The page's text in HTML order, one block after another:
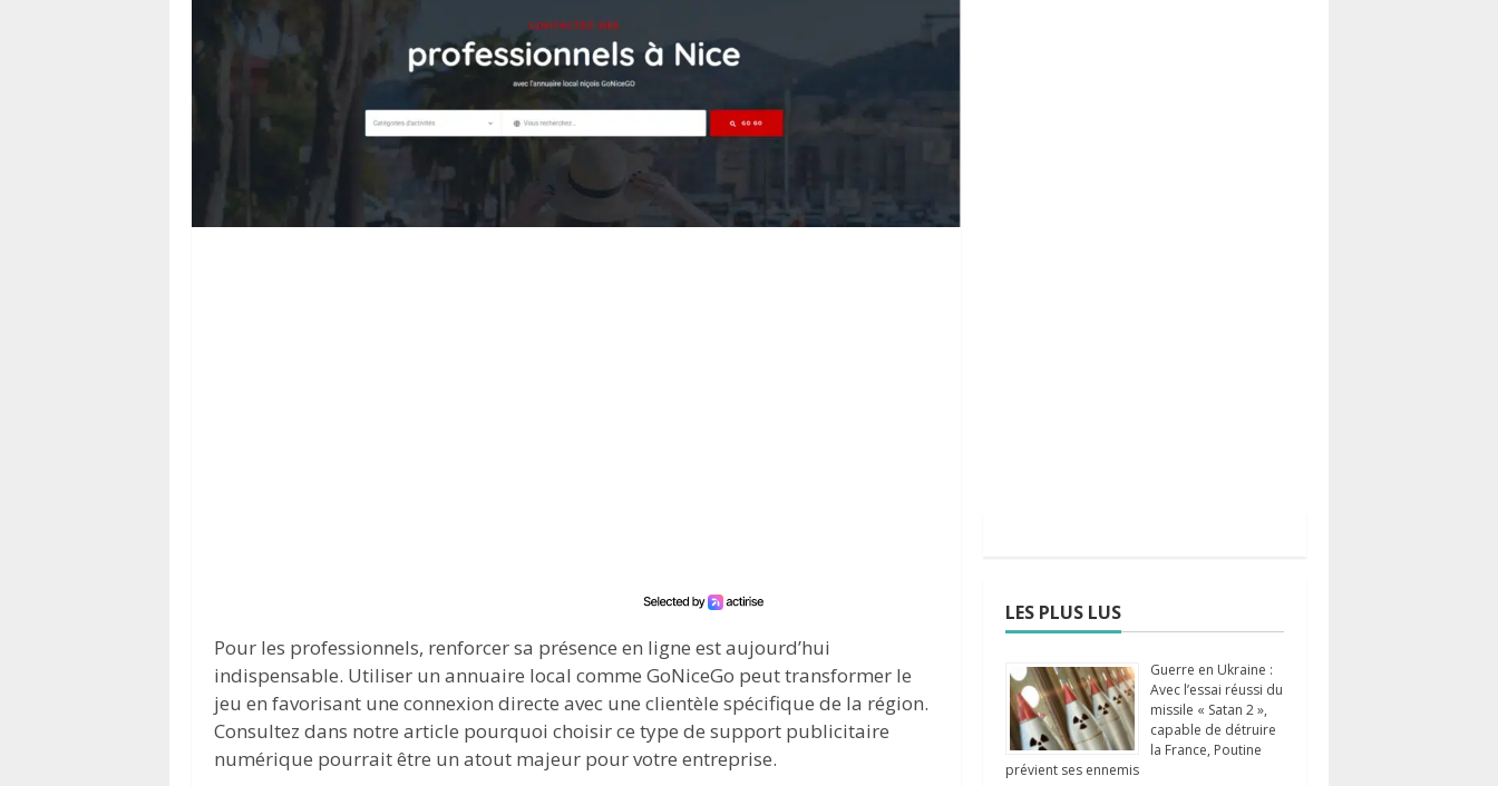
Pour les professionnels, renforcer sa présence en ligne est aujourd’hui
indispensable. Utiliser un annuaire local comme GoNiceGo peut transformer le
jeu en favorisant une connexion directe avec une clientèle spécifique de la région.
Consultez dans notre article pourquoi choisir ce type de support publicitaire
numérique pourrait être un atout majeur pour votre entreprise.
LES PLUS LUS
Guerre en Ukraine :
Avec l’essai réussi du
missile « Satan 2 »,
capable de détruire
la France, Poutine
prévient ses ennemis